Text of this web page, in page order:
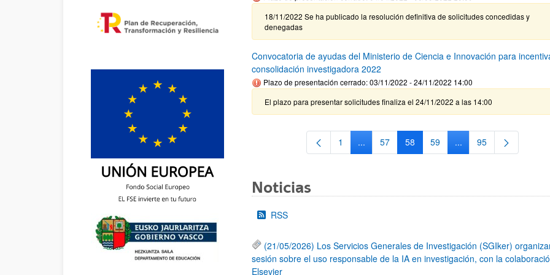
18/11/2022 Se ha publicado la resolución definitiva de solicitudes concedidas y
denegadas
Convocatoria de ayudas del Ministerio de Ciencia e Innovación para
consolidación investigadora 2022
Plazo de presentación cerrado: 03/11/2022 - 24/11/2022 14:00
El plazo para presentar solicitudes finaliza el 24/11/2022 a las 14:00
Página
1 ...Páginas intermedias Use TAB para desplazarse.
Página
57 Página
58 Página
59 ...Páginas intermedias
Página
95
Noticias
RSS
(21/05/2026) Los Servicios Generales de Investigación (SGIker)
sesión sobre el uso responsable de la IA en investigación, con la
Elsevier